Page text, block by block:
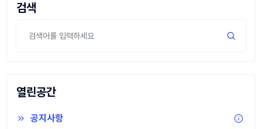
검색
열린공간
공지사항